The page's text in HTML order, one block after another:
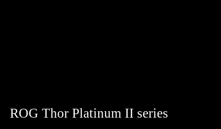
ROG Thor Platinum II series